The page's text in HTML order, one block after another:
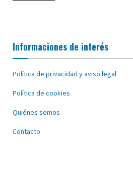
Informaciones de interés
Política de privacidad y aviso legal
Política de cookies
Quiénes somos
Contacto